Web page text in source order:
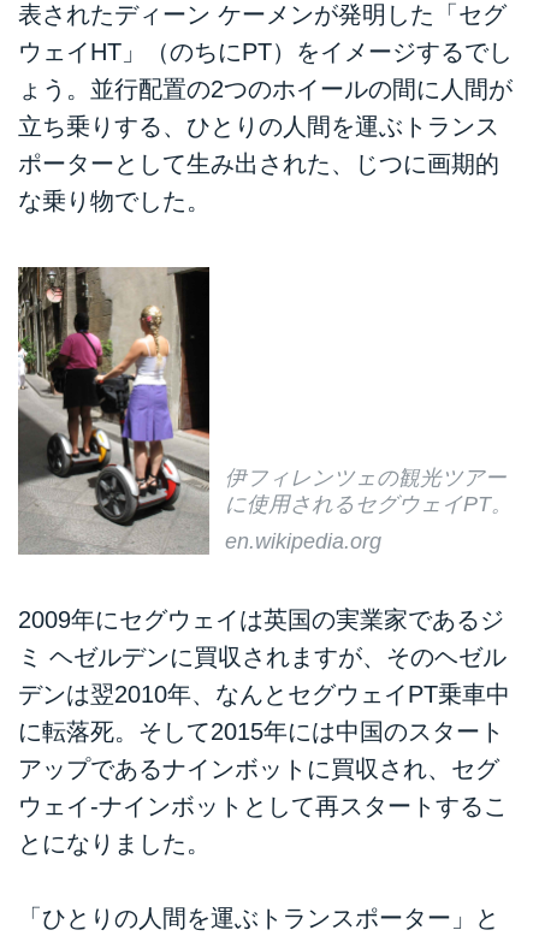
表されたディーン ケーメンが発明した「セグ
ウェイHT」（のちにPT）をイメージするでし
ょう。並行配置の2つのホイールの間に人間が
立ち乗りする、ひとりの人間を運ぶトランス
ポーターとして生み出された、じつに画期的
な乗り物でした。
伊フィレンツェの観光ツアー
に使用されるセグウェイPT。
en.wikipedia.org
2009年にセグウェイは英国の実業家であるジ
ミ ヘゼルデンに買収されますが、そのヘゼル
デンは翌2010年、なんとセグウェイPT乗車中
に転落死。そして2015年には中国のスタート
アップであるナインボットに買収され、セグ
ウェイ-ナインボットとして再スタートするこ
とになりました。
「ひとりの人間を運ぶトランスポーター」と